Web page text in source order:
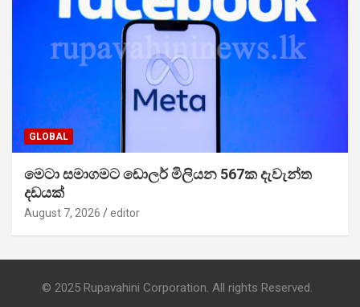
GLOBAL
මෙටා සමාගමට ඩොලර් මිලියන 567ක දැවැන්ත
දඩයක්
August 7, 2026 editor
© 2025 Rupavahini Corporation. All rights Reserved.